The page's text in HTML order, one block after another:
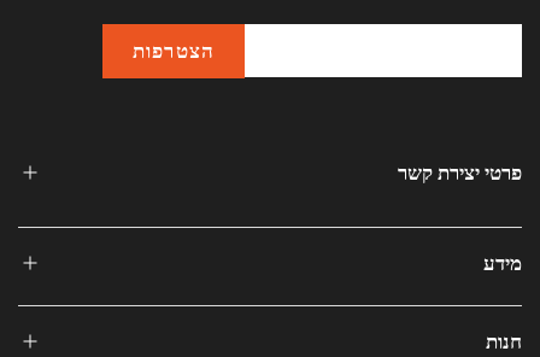
פרטי יצירת קשר
מידע
חנות